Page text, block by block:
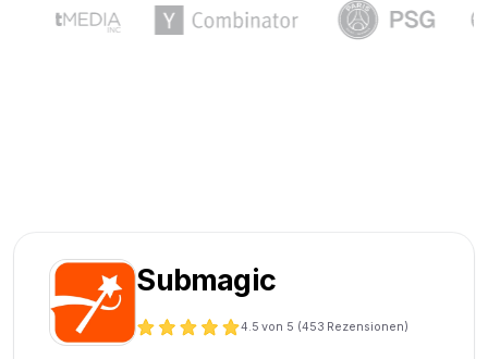
Submagic
4.5 von 5 (453 Rezensionen)